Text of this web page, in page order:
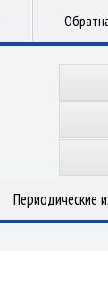
Периодические